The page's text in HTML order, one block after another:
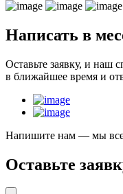
Написать в
Оставьте заявку, и наш
в ближайшее время и
Напишите нам — мы
Оставьте